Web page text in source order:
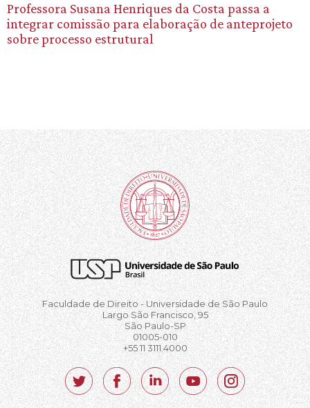
Professora Susana Henriques da Costa passa a
integrar comissão para elaboração de anteprojeto
sobre processo estrutural
Faculdade de Direito - Universidade de São Paulo
Largo São Francisco, 95
São Paulo-SP
01005-010
+55 11 3111.4000